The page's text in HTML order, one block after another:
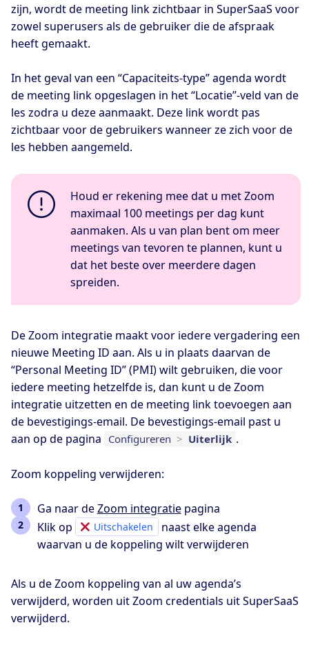
zijn, wordt de meeting link zichtbaar in SuperSaaS voor
zowel superusers als de gebruiker die de afspraak
heeft gemaakt.
In het geval van een “Capaciteits-type” agenda wordt
de meeting link opgeslagen in het “Locatie”-veld van de
les zodra u deze aanmaakt. Deze link wordt pas
zichtbaar voor de gebruikers wanneer ze zich voor de
les hebben aangemeld.
Houd er rekening mee dat u met Zoom
maximaal 100 meetings per dag kunt
aanmaken. Als u van plan bent om meer
meetings van tevoren te plannen, kunt u
dat het beste over meerdere dagen
spreiden.
De Zoom integratie maakt voor iedere vergadering een
nieuwe Meeting ID aan. Als u in plaats daarvan de
“Personal Meeting ID” (PMI) wilt gebruiken, die voor
iedere meeting hetzelfde is, dan kunt u de Zoom
integratie uitzetten en de meeting link toevoegen aan
de bevestigings-email. De bevestigings-email past u
aan op de pagina Configureren > Uiterlijk .
Zoom koppeling verwijderen:
Ga naar deZoom integratiepagina
Klik op
Uitschakelen
naast elke agenda
waarvan u de koppeling wilt verwijderen
Als u de Zoom koppeling van al uw agenda’s
verwijderd, worden uit Zoom credentials uit SuperSaaS
verwijderd.